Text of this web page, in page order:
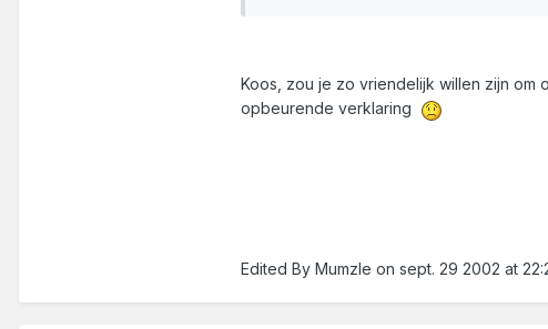
Koos, zou je zo vriendelijk willen zijn om
opbeurende verklaring
Edited By Mumzle on sept. 29 2002 at